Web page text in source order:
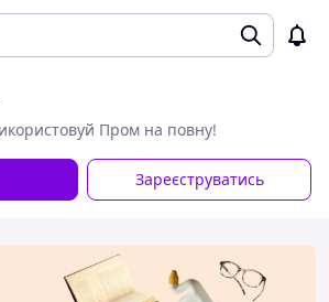
Пром на повну!
Зареєструватись